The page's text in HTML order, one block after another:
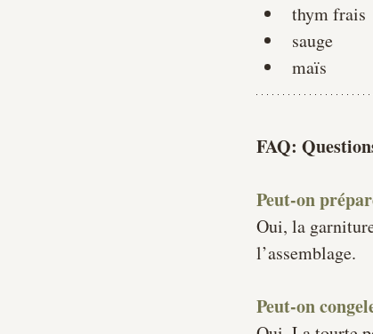
thym frais
sauge
maïs
FAQ:
Peut-on
Oui, la
l’assemblage.
Peut-on